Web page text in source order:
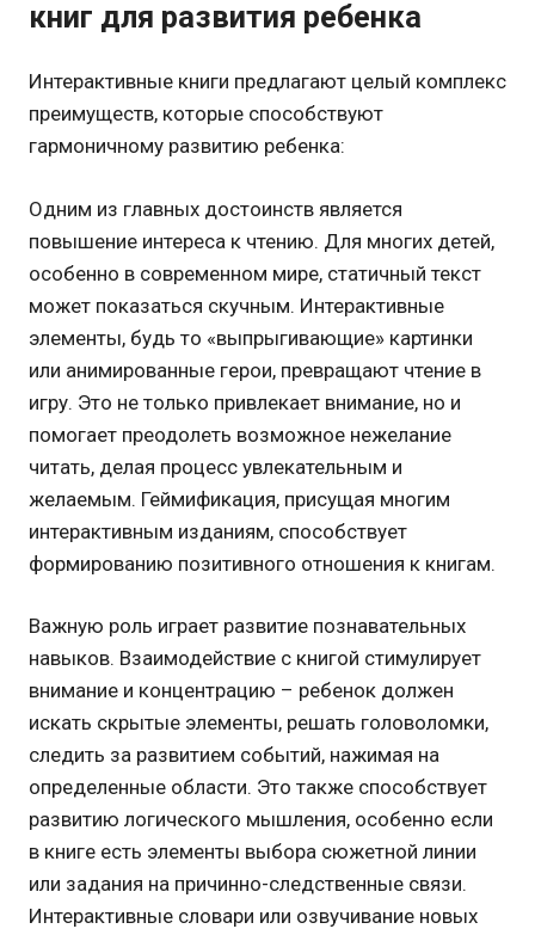
книг для развития ребенка
Интерактивные книги предлагают целый комплекс
преимуществ, которые способствуют
гармоничному развитию ребенка:
Одним из главных достоинств является
повышение интереса к чтению. Для многих детей,
особенно в современном мире, статичный текст
может показаться скучным. Интерактивные
элементы, будь то «выпрыгивающие» картинки
или анимированные герои, превращают чтение в
игру. Это не только привлекает внимание, но и
помогает преодолеть возможное нежелание
читать, делая процесс увлекательным и
желаемым. Геймификация, присущая многим
интерактивным изданиям, способствует
формированию позитивного отношения к книгам.
Важную роль играет развитие познавательных
навыков. Взаимодействие с книгой стимулирует
внимание и концентрацию – ребенок должен
искать скрытые элементы, решать головоломки,
следить за развитием событий, нажимая на
определенные области. Это также способствует
развитию логического мышления, особенно если
в книге есть элементы выбора сюжетной линии
или задания на причинно-следственные связи.
Интерактивные словари или озвучивание новых